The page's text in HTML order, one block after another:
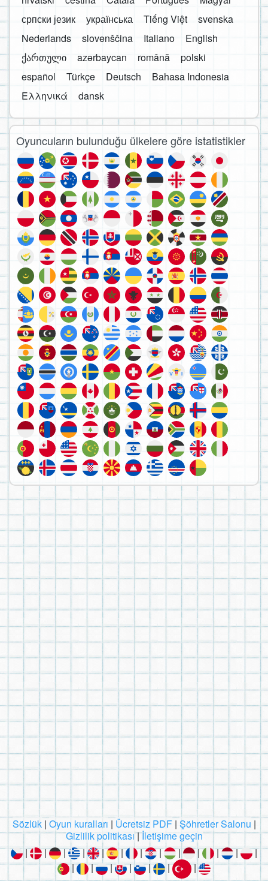
српски језик
українська Tiếng Việt
svenska
Nederlands
slovenščina Italiano
English
ქართული
azərbaycan română
polski
español
Türkçe Deutsch
Bahasa Indonesia
Ελληνικά
dansk
Oyuncuların bulunduğu ülkelere göre istatistikler
Sözlük| Oyun kuralları | Ücretsiz PDF| Şöhretler Salonu |
Gizlilik politikası|İletişime geçin
|
| | | | | | | | | | |
|
|
| | | | | |